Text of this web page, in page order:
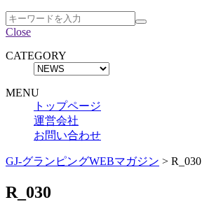
Close
CATEGORY
MENU
トップページ
運営会社
お問い合わせ
GJ-グランピングWEBマガジン > R_030
R_030